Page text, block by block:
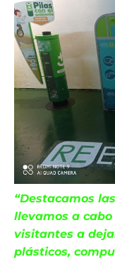
“Destacamos
llevamos a
visitantes a
plásticos,